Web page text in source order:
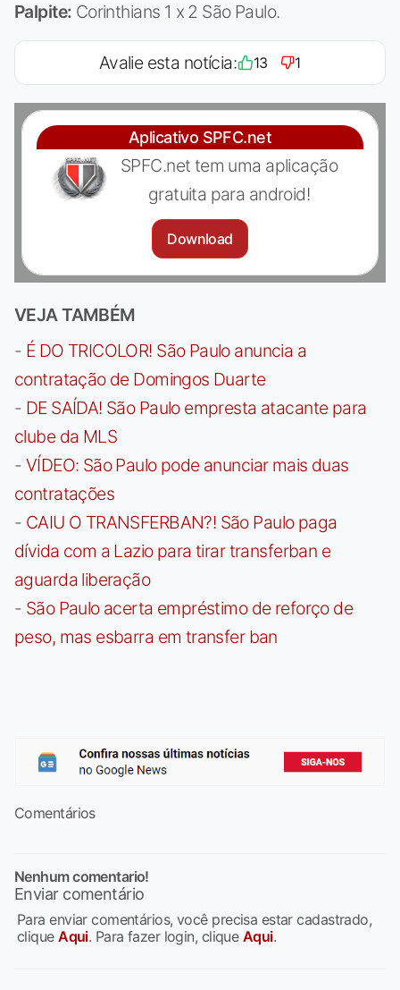
Palpite: Corinthians 1 x 2 São Paulo.
Avalie esta notícia: 13 1
Aplicativo SPFC.net
SPFC.net tem uma aplicação
gratuita para android!
Download
VEJA TAMBÉM
- É DO TRICOLOR! São Paulo anuncia a
contratação de Domingos Duarte
- DE SAÍDA! São Paulo empresta atacante para
clube da MLS
- VÍDEO: São Paulo pode anunciar mais duas
contratações
- CAIU O TRANSFERBAN?! São Paulo paga
dívida com a Lazio para tirar transferban e
aguarda liberação
- São Paulo acerta empréstimo de reforço de
peso, mas esbarra em transfer ban
Comentários
Nenhum comentario!
Enviar comentário
Para enviar comentários, você precisa estar cadastrado,
cliqueAqui. Para fazer login, clique Aqui.